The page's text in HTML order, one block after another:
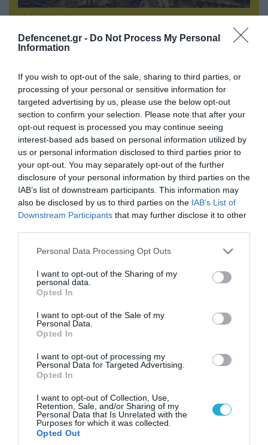
Defencenet.gr - Do Not Process My Personal
Information
If you wish to opt-out of the sale, sharing to third parties, or
processing of your personal or sensitive information for
targeted advertising by us, please use the below opt-out
section to confirm your selection. Please note that after your
opt-out request is processed you may continue seeing
interest-based ads based on personal information utilized by
us or personal information disclosed to third parties prior to
your opt-out. You may separately opt-out of the further
disclosure of your personal information by third parties on the
IAB’s list of downstream participants. This information may
also be disclosed by us to third parties on the IAB’s List of
Downstream Participants that may further disclose it to other
Please note that this website/app uses one or more Google
not limited to your visit or usage behaviour. You may click to
grant or deny consent to Google and its third-party tags to
use your data for below specified purposes in below Google
consent section.
Personal Data Processing Opt Outs
I want to opt-out of the Sharing of my
personal data.
Opted In
I want to opt-out of the Sale of my
Personal Data.
Opted In
I want to opt-out of processing my
Personal Data for Targeted Advertising.
Opted In
I want to opt-out of Collection, Use,
Retention, Sale, and/or Sharing of my
Personal Data that Is Unrelated with the
Purposes for which it was collected.
Opted Out
07.08.2026 | 08:02
Οι ρωσικές δυνάμεις απέχουν μόλις 5 χλμ.
από Σλαβιάνσκ και Κραματόρσκ στο Ντονέτσκ
ΠΟΛΙΤΙΚΗ
07.08.2026 | 20:02
Ο Γιάννης Αλαφούζος «τέλειωσε» τον
Κωνσταντίνο Ζούλα από τον ΣΚΑΪ – Ο λόγος της
απομάκρυνσής του